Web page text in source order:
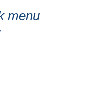
menu